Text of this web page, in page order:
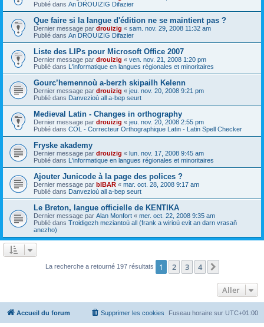
Publié dans An DROUIZIG Difazier
Que faire si la langue d'édition ne se maintient pas ?
Dernier message par drouizig « sam. nov. 29, 2008 11:32 am
Publié dans An DROUIZIG Difazier
Liste des LIPs pour Microsoft Office 2007
Dernier message par drouizig « ven. nov. 21, 2008 1:20 pm
Publié dans L'informatique en langues régionales et minoritaires
Gourc’hemennoù a-berzh skipailh Kelenn
Dernier message par drouizig « jeu. nov. 20, 2008 9:21 pm
Publié dans Danvezioù all a-bep seurt
Medieval Latin - Changes in orthography
Dernier message par drouizig « jeu. nov. 20, 2008 2:55 pm
Publié dans COL - Correcteur Orthographique Latin - Latin Spell Checker
Fryske akademy
Dernier message par drouizig « lun. nov. 17, 2008 9:45 am
Publié dans L'informatique en langues régionales et minoritaires
Ajouter Junicode à la page des polices ?
Dernier message par bIBAR « mar. oct. 28, 2008 9:17 am
Publié dans Danvezioù all a-bep seurt
Le Breton, langue officielle de KENTIKA
Dernier message par Alan Monfort « mer. oct. 22, 2008 9:35 am
Publié dans Troidigezh meziantoù all (frank a wirioù evit an darn vrasañ
anezho)
La recherche a retourné 197 résultats 1 2 3 4
Aller
Accueil du forum Fuseau horaire sur UTC+01:00
Supprimer les cookies